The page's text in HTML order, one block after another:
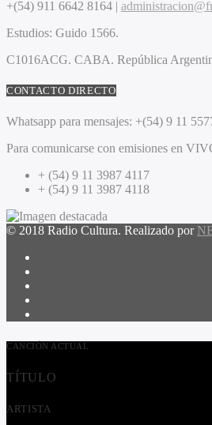
+(54) 911 6642 8164 |
Estudios: Guido 1566.
C1016ACG. CABA. República
CONTACTO DIRECTO
Whatsapp para mensajes: +(54) 9 11
Para comunicarse con emisiones en
+ (54) 9 11 3987 4117
+ (54) 9 11 3987 4118
© 2018 Radio Cultura. Realizado por
CANCIÓN ACTUAL
TÍTULO
ARTISTA